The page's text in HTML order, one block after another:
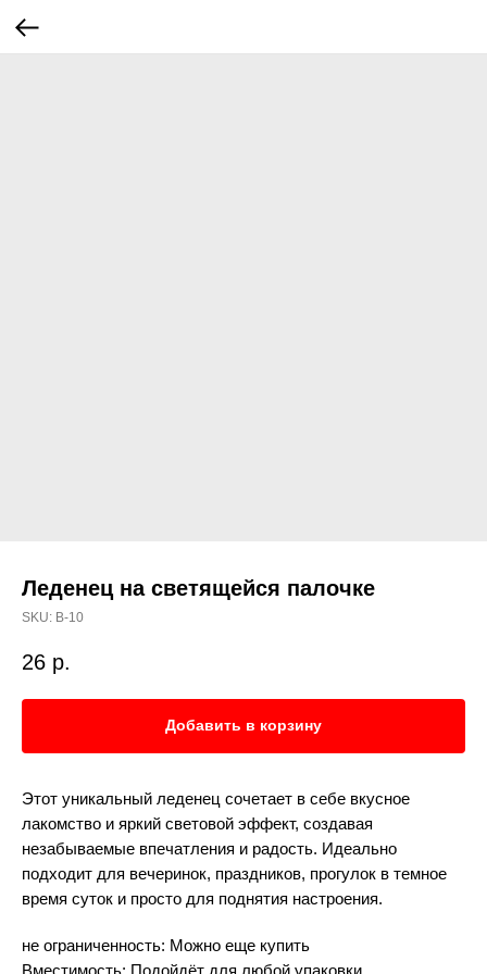
Леденец на светящейся палочке
SKU: В-10
26 р.
Добавить в корзину
Этот уникальный леденец сочетает в себе вкусное
лакомство и яркий световой эффект, создавая
незабываемые впечатления и радость. Идеально
подходит для вечеринок, праздников, прогулок в темное
время суток и просто для поднятия настроения.
не ограниченность: Можно еще купить
Вместимость: Подойдёт для любой упаковки